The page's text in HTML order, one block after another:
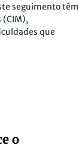
seguimento têm
(CIM),
que
o